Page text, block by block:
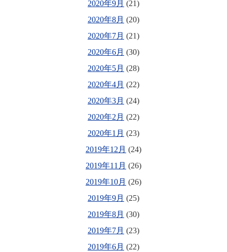
2020年9月 (21)
2020年8月 (20)
2020年7月 (21)
2020年6月 (30)
2020年5月 (28)
2020年4月 (22)
2020年3月 (24)
2020年2月 (22)
2020年1月 (23)
2019年12月 (24)
2019年11月 (26)
2019年10月 (26)
2019年9月 (25)
2019年8月 (30)
2019年7月 (23)
2019年6月 (22)